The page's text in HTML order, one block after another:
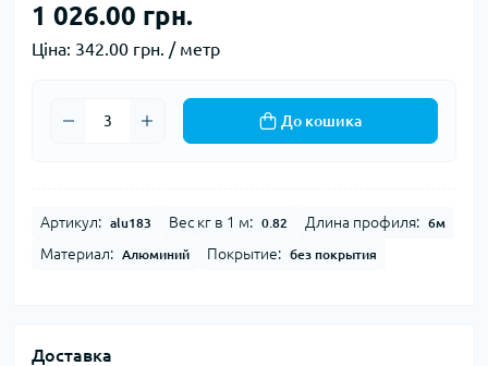
1 026.00 грн.
Ціна: 342.00 грн. / метр
До кошика
Артикул: alu183 Вес кг в 1 м: 0.82 Длина профиля: 6м
Материал: Алюминий Покрытие: без покрытия
Доставка